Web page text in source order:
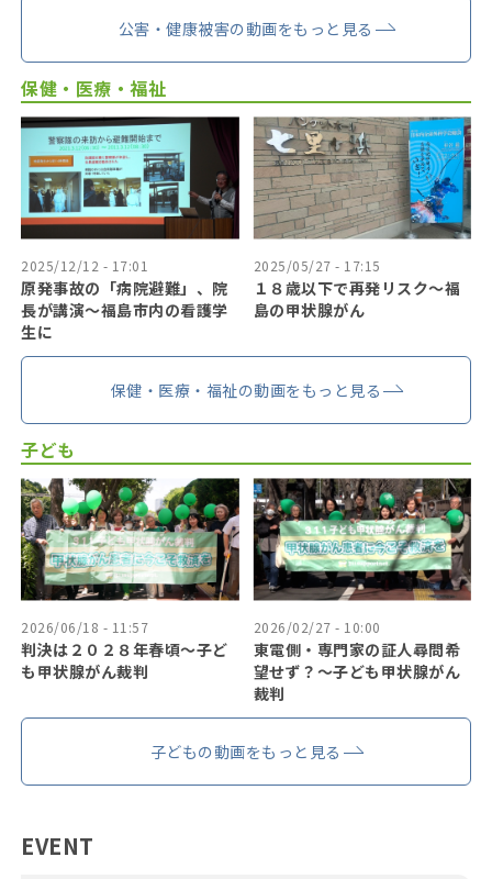
公害・健康被害の動画をもっと見る
保健・医療・福祉
2025/12/12 - 17:01
原発事故の「病院避難」、院
長が講演～福島市内の看護学
生に
2025/05/27 - 17:15
１８歳以下で再発リスク〜福
島の甲状腺がん
保健・医療・福祉の動画をもっと見る
子ども
2026/06/18 - 11:57
判決は２０２８年春頃〜子ど
も甲状腺がん裁判
2026/02/27 - 10:00
東電側・専門家の証人尋問希
望せず？〜子ども甲状腺がん
裁判
子どもの動画をもっと見る
EVENT